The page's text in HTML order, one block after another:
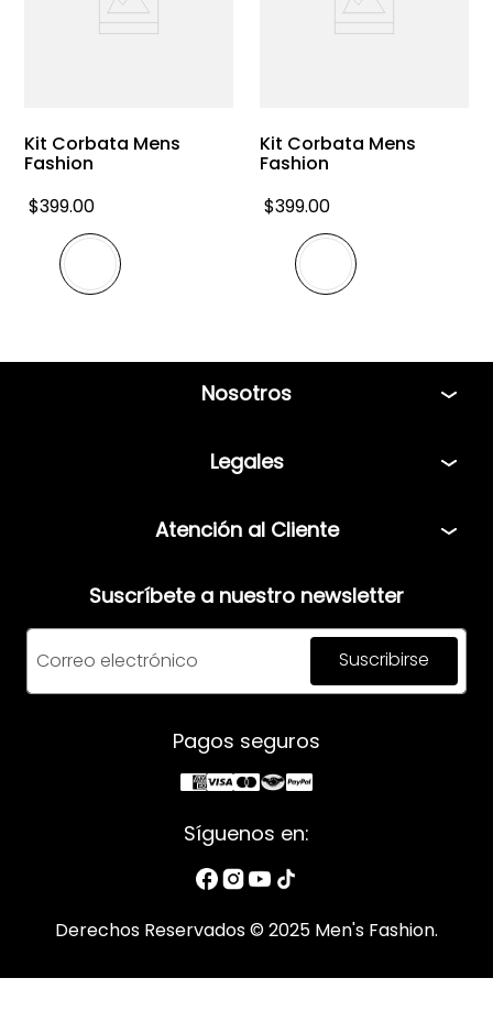
Kit Corbata Mens
Fashion
$399.00
Kit Corbata Mens
Fashion
$399.00
Nosotros
Bolsa de Trabajo
Legales
Aviso de privacidad
Facturación
Atención al Cliente
Comunícate vía Whatsapp
Horario de atención:
Lunes a Jueves: 08:00am a 06:00pm
Viernes: 8:00am a 05:00pm
Suscríbete a nuestro newsletter
Suscribirse
Pagos seguros
Síguenos en:
Derechos Reservados © 2025 Men's Fashion.